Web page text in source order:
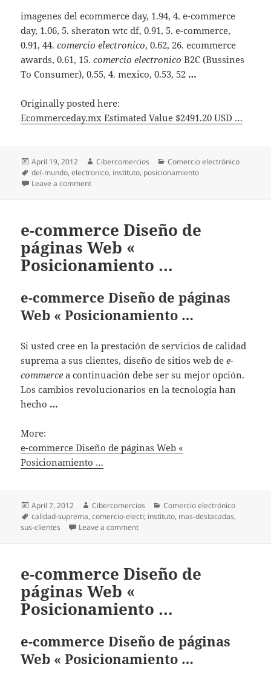
imagenes del ecommerce day, 1.94, 4. e-commerce
day, 1.06, 5. sheraton wtc df, 0.91, 5. e-commerce,
0.91, 44.comercio electronico, 0.62, 26. ecommerce
awards, 0.61, 15.comercio electronico B2C (Bussines
To Consumer), 0.55, 4. mexico, 0.53, 52 …
Originally posted here:
Ecommerceday.mx Estimated Value $2491.20 USD …
Posted
on
April 19, 2012 Author
Cibercomercios Categories
Comercio electrónico
Tags
del-mundo,electronico, instituto, posicionamiento
Leave a comment
e-commerce Diseño de
páginas Web «
Posicionamiento …
e-commerce Diseño de páginas
Web « Posicionamiento …
Si usted cree en la prestación de servicios de calidad
suprema a sus clientes, diseño de sitios web dee-
commerce a continuación debe ser su mejor opción.
Los cambios revolucionarios en la tecnología han
hecho …
More:
e-commerce Diseño de páginas Web «
Posicionamiento …
Posted
on
April 7, 2012 Author
Cibercomercios Categories
Comercio electrónico
Tags
calidad-suprema,comercio-electr, instituto, mas-destacadas,
sus-clientes
Leave a comment
e-commerce Diseño de
páginas Web «
Posicionamiento …
e-commerce Diseño de páginas
Web « Posicionamiento …